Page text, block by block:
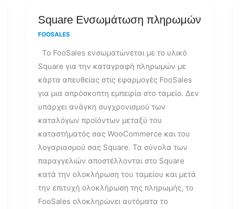
Square Ενσωμάτωση πληρωμών
FOOSALES
Το FooSales ενσωματώνεται με το υλικό
Square για την καταγραφή πληρωμών με
κάρτα απευθείας στις εφαρμογές FooSales
για μια απρόσκοπτη εμπειρία στο ταμείο. Δεν
υπάρχει ανάγκη συγχρονισμού των
καταλόγων προϊόντων μεταξύ του
καταστήματός σας WooCommerce και του
λογαριασμού σας Square. Τα σύνολα των
παραγγελιών αποστέλλονται στο Square
κατά την ολοκλήρωση του ταμείου και μετά
την επιτυχή ολοκλήρωση της πληρωμής, το
FooSales ολοκληρώνει αυτόματα το
Square
Ενσωμάτωση